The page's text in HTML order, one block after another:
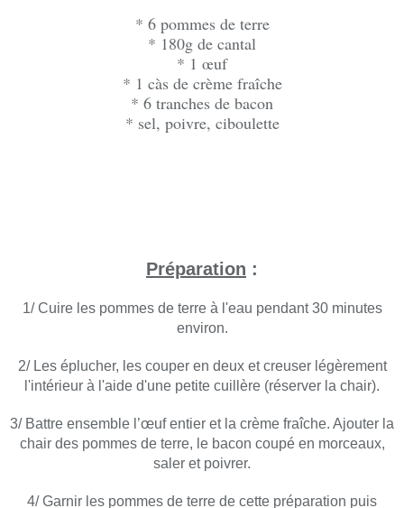
* 6 pommes de terre
* 180g de cantal
* 1 œuf
* 1 càs de crème fraîche
* 6 tranches de bacon
* sel, poivre, ciboulette
Préparation :
1/ Cuire les pommes de terre à l'eau pendant 30 minutes
environ.
2/ Les éplucher, les couper en deux et creuser légèrement
l'intérieur à l'aide d'une petite cuillère (réserver la chair).
3/ Battre ensemble l’œuf entier et la crème fraîche. Ajouter la
chair des pommes de terre, le bacon coupé en morceaux,
saler et poivrer.
4/ Garnir les pommes de terre de cette préparation puis